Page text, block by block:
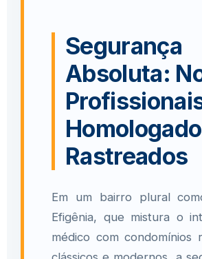
Segurança
Absoluta:
Rastreados
Em um bairro plural
Efigênia, que mistura o
médico com condomínios